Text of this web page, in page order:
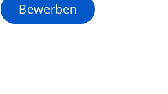
Bewerben